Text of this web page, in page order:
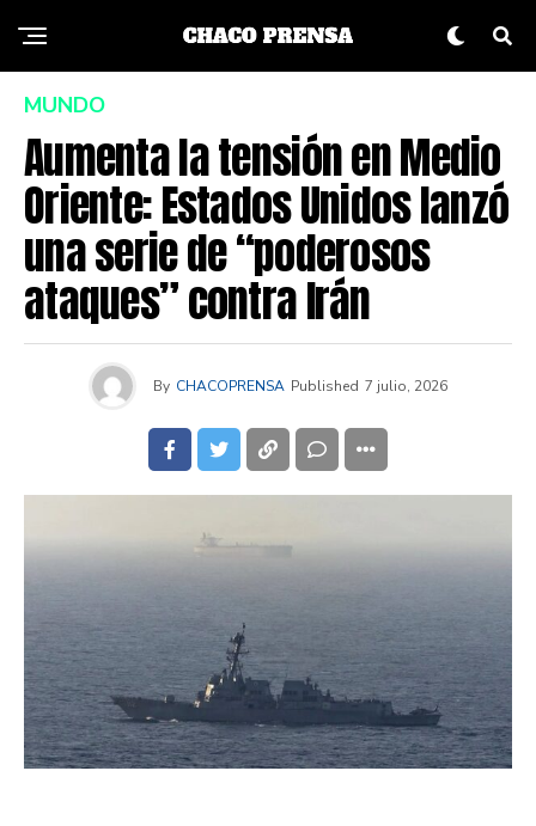
MUNDO
Aumenta la tensión en Medio
Oriente: Estados Unidos lanzó
una serie de “poderosos
ataques” contra Irán
By CHACOPRENSA Published 7 julio, 2026